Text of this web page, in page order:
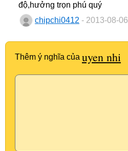
độ,hưởng trọn phú quý
chipchi0412 - 2013-08-06
Thêm ý nghĩa của uyen nhi